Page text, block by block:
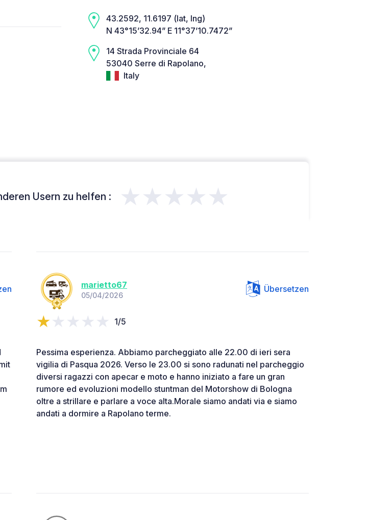
43.2592, 11.6197 (lat, lng)
N 43°15’32.94” E 11°37’10.7472”
14 Strada Provinciale 64
53040 Serre di Rapolano,
Italy
Usern zu helfen : ★★★★★
marietto67
05/04/2026
Übersetzen
1/5
Pessima esperienza. Abbiamo parcheggiato alle 22.00 di ieri sera
vigilia di Pasqua 2026. Verso le 23.00 si sono radunati nel parcheggio
diversi ragazzi con apecar e moto e hanno iniziato a fare un gran
rumore ed evoluzioni modello stuntman del Motorshow di Bologna
oltre a strillare e parlare a voce alta.Morale siamo andati via e siamo
andati a dormire a Rapolano terme.